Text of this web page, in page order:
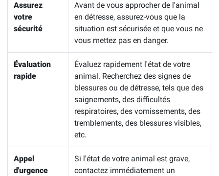
Assurez
votre
sécurité
Avant de vous approcher de l'animal
en détresse, assurez-vous que la
situation est sécurisée et que vous ne
vous mettez pas en danger.
Évaluation
rapide
Évaluez rapidement l'état de votre
animal. Recherchez des signes de
blessures ou de détresse, tels que des
saignements, des difficultés
respiratoires, des vomissements, des
tremblements, des blessures visibles,
etc.
Appel
d'urgence
Si l'état de votre animal est grave,
contactez immédiatement un